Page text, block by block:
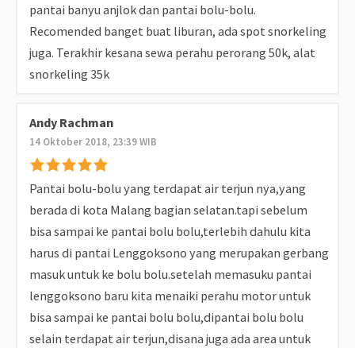
pantai banyu anjlok dan pantai bolu-bolu.
Recomended banget buat liburan, ada spot snorkeling
juga. Terakhir kesana sewa perahu perorang 50k, alat
snorkeling 35k
Andy Rachman
14 Oktober 2018, 23:39 WIB
Pantai bolu-bolu yang terdapat air terjun nya,yang
berada di kota Malang bagian selatan.tapi sebelum
bisa sampai ke pantai bolu bolu,terlebih dahulu kita
harus di pantai Lenggoksono yang merupakan gerbang
masuk untuk ke bolu bolu.setelah memasuku pantai
lenggoksono baru kita menaiki perahu motor untuk
bisa sampai ke pantai bolu bolu,dipantai bolu bolu
selain terdapat air terjun,disana juga ada area untuk